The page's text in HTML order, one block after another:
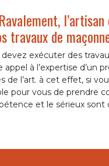
travaux de
devez exécuter des
appel à l’expertise
de l’art. à cet effet, si
pour vous de prendre
et le sérieux sont